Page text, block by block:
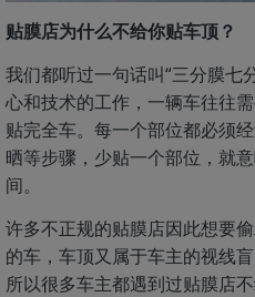
贴膜店为什么不给你贴车顶？
我们都听过一句话叫“三分膜七
心和技术的工作，一辆车往往
贴完全车。每一个部位都必须
晒等步骤，少贴一个部位，就
间。
许多不正规的贴膜店因此想要
的车，车顶又属于车主的视线
所以很多车主都遇到过贴膜店不